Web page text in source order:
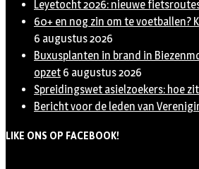
Leyetocht 2026: nieuwe
60+ en nog zin om te voetballen?
6 augustus 2026
Buxusplanten in brand in
opzet 6 augustus 2026
Spreidingswet asielzoekers: hoe
Bericht voor de leden van
LIKE ONS OP FACEBOOK!